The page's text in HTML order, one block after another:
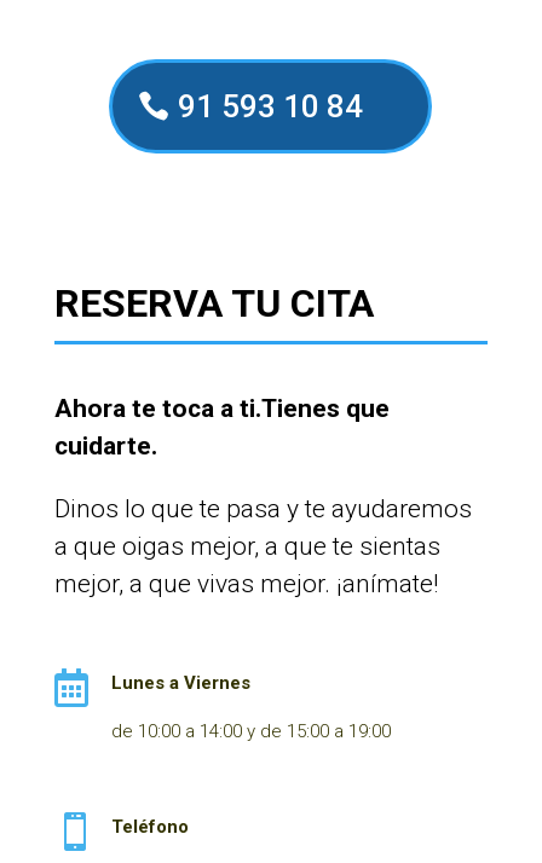
91 593 10 84
RESERVA TU CITA
Ahora te toca a ti.Tienes que
cuidarte.
Dinos lo que te pasa y te ayudaremos
a que oigas mejor, a que te sientas
mejor, a que vivas mejor. ¡anímate!
 Lunes a Viernes
de 10:00 a 14:00 y de 15:00 a 19:00
 Teléfono